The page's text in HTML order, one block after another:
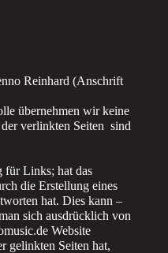
Reinhard (Anschrift
übernehmen wir keine
verlinkten Seiten sind
Links; hat das
die Erstellung eines
hat. Dies kann –
sich ausdrücklich von
Website
gelinkten Seiten hat,